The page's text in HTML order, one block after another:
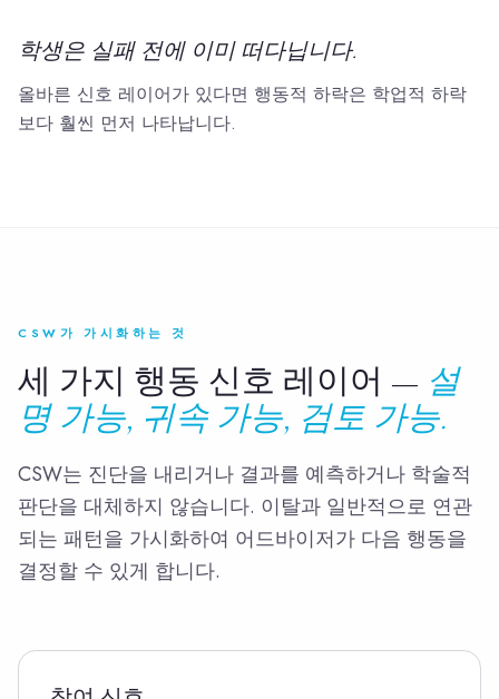
학생은 실패 전에 이미 떠다닙니다.
올바른 신호 레이어가 있다면 행동적 하락은 학업적 하락
보다 훨씬 먼저 나타납니다.
CSW가 가시화하는 것
세 가지 행동 신호 레이어 — 설
명 가능, 귀속 가능, 검토 가능.
CSW는 진단을 내리거나 결과를 예측하거나 학술적
판단을 대체하지 않습니다. 이탈과 일반적으로 연관
되는 패턴을 가시화하여 어드바이저가 다음 행동을
결정할 수 있게 합니다.